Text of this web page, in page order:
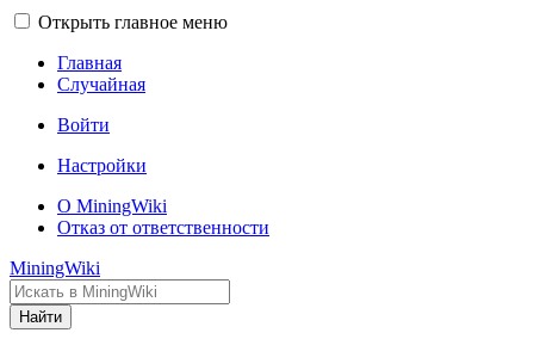
Открыть главное меню
Главная
Случайная
Войти
Настройки
О MiningWiki
Отказ от ответственности
MiningWiki
Найти